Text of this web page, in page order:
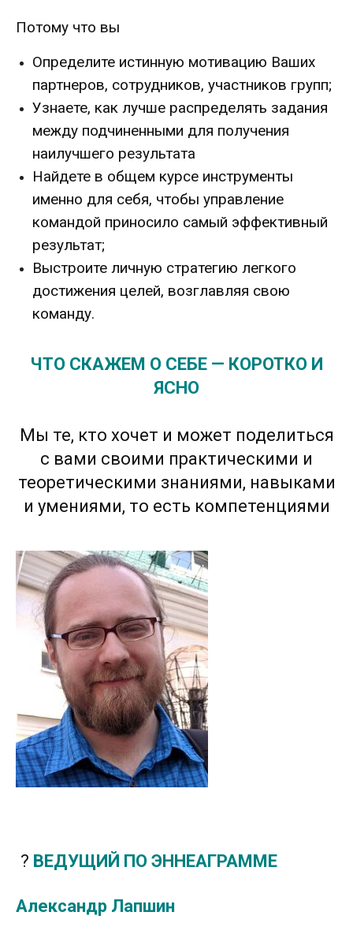
Потому что вы
Определите истинную мотивацию Ваших
партнеров, сотрудников, участников групп;
Узнаете, как лучше распределять задания
между подчиненными для получения
наилучшего результата
Найдете в общем курсе инструменты
именно для себя, чтобы управление
командой приносило самый эффективный
результат;
Выстроите личную стратегию легкого
достижения целей, возглавляя свою
команду.
ЧТО СКАЖЕМ О СЕБЕ — КОРОТКО И
ЯСНО
Мы те, кто хочет и может поделиться
с вами своими практическими и
теоретическими знаниями, навыками
и умениями, то есть компетенциями
? ВЕДУЩИЙ ПО ЭННЕАГРАММЕ
Александр Лапшин